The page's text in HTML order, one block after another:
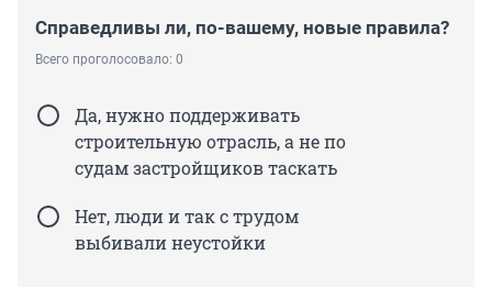
Справедливы ли, по-вашему, новые правила?
Всего проголосовало: 0
Да, нужно поддерживать
строительную отрасль, а не по
судам застройщиков таскать
Нет, люди и так с трудом
выбивали неустойки